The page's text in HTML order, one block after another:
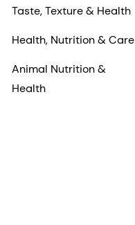
Taste, Texture & Health
Health, Nutrition & Care
Animal Nutrition &
Health